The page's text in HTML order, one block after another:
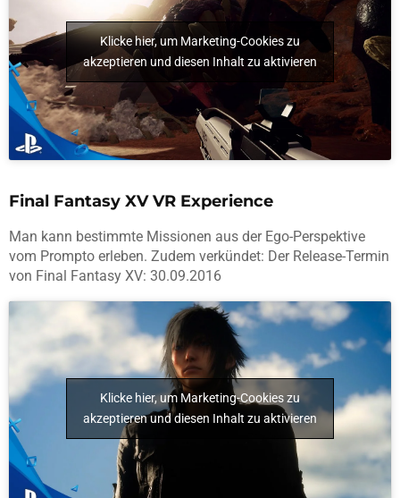
Klicke hier, um Marketing-Cookies zu
akzeptieren und diesen Inhalt zu aktivieren
Final Fantasy XV VR Experience
Man kann bestimmte Missionen aus der Ego-Perspektive
vom Prompto erleben. Zudem verkündet: Der Release-Termin
von Final Fantasy XV: 30.09.2016
Klicke hier, um Marketing-Cookies zu
akzeptieren und diesen Inhalt zu aktivieren